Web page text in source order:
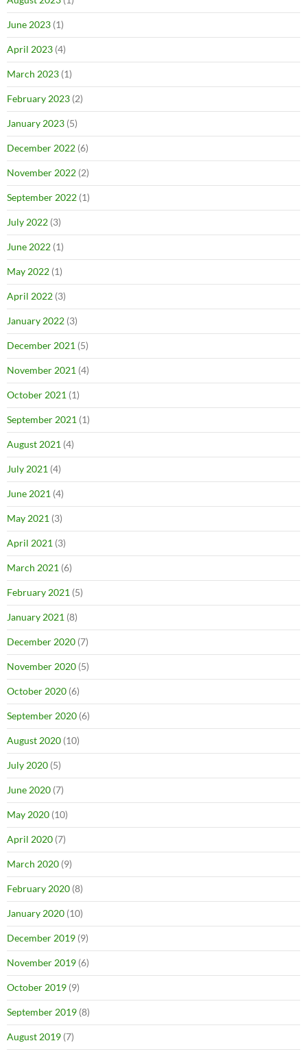
June 2023 (1)
April 2023 (4)
March 2023 (1)
February 2023 (2)
January 2023 (5)
December 2022 (6)
November 2022 (2)
September 2022 (1)
July 2022 (3)
June 2022 (1)
May 2022 (1)
April 2022 (3)
January 2022 (3)
December 2021 (5)
November 2021 (4)
October 2021 (1)
September 2021 (1)
August 2021 (4)
July 2021 (4)
June 2021 (4)
May 2021 (3)
April 2021 (3)
March 2021 (6)
February 2021 (5)
January 2021 (8)
December 2020 (7)
November 2020 (5)
October 2020 (6)
September 2020 (6)
August 2020 (10)
July 2020 (5)
June 2020 (7)
May 2020 (10)
April 2020 (7)
March 2020 (9)
February 2020 (8)
January 2020 (10)
December 2019 (9)
November 2019 (6)
October 2019 (9)
September 2019 (8)
August 2019 (7)